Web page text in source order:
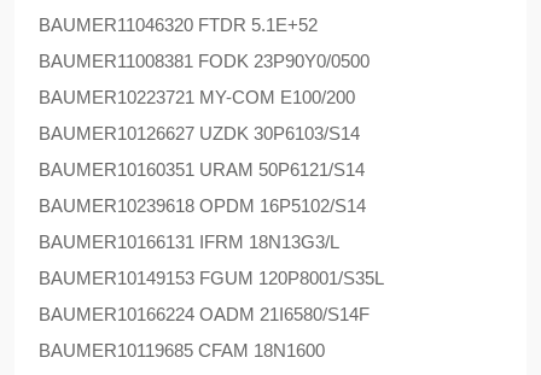
BAUMER11046320 FTDR 5.1E+52
BAUMER11008381 FODK 23P90Y0/0500
BAUMER10223721 MY-COM E100/200
BAUMER10126627 UZDK 30P6103/S14
BAUMER10160351 URAM 50P6121/S14
BAUMER10239618 OPDM 16P5102/S14
BAUMER10166131 IFRM 18N13G3/L
BAUMER10149153 FGUM 120P8001/S35L
BAUMER10166224 OADM 21I6580/S14F
BAUMER10119685 CFAM 18N1600